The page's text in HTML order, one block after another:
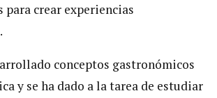
para crear experiencias
conceptos gastronómicos
y se ha dado a la tarea de estudiar